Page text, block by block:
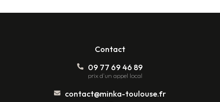
Contact
09 77 69 46 89
prix d'un appel local
contact@minka-toulouse.fr